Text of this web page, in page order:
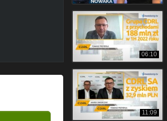
06:10
11:09